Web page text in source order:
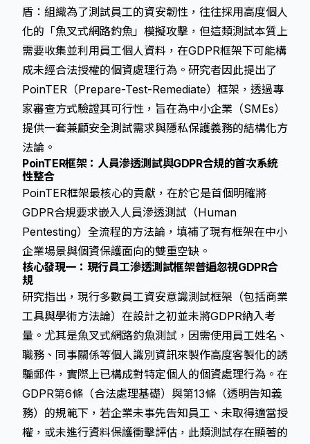
盾：組織為了測試員工的資安韌性，往往採用高度個人
化的「魚叉式網路釣魚」模擬攻擊，但這類測試本質上
需要收集並利用員工個人資料，在GDPR框架下可能構
成未經合法授權的個資處理行為。研究者因此提出了
PoinTER（Prepare-Test-Remediate）框架，透過專
家審查方式驗證其可行性，旨在為中小企業（SMEs）
提供一套兼顧安全測試需求與隱私保護義務的結構化方
法論。
PoinTER框架：人員滲透測試與GDPR合規的首次系統
性整合
PoinTER框架最核心的貢獻，在於它是首個明確將
GDPR合規要求嵌入人員滲透測試（Human
Pentesting）全流程的方法論，填補了現有框架在中小
企業場景與個資保護面向的雙重空缺。
核心發現一：現行員工滲透測試框架普遍忽視GDPR合
規
研究指出，現行多數員工資安意識測試框架（包括商業
工具與學術方法論）在設計之初並未將GDPR納入考
量。尤其是魚叉式網路釣魚測試，因需使用員工姓名、
職務、同事關係等個人識別資訊來製作高度客製化的誘
騙郵件，實際上已構成對特定個人的個資處理行為。在
GDPR第6條（合法處理基礎）與第13條（透明告知義
務）的規範下，若企業未事先告知員工、未取得適當授
權，或未進行資料保護衝擊評估 ，此類測試存在顯著的